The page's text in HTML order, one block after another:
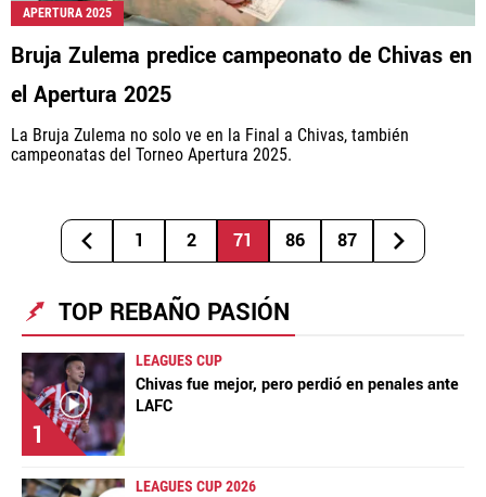
APERTURA 2025
Bruja Zulema predice campeonato de Chivas en
el Apertura 2025
La Bruja Zulema no solo ve en la Final a Chivas, también
campeonatas del Torneo Apertura 2025.
1 2 71 86 87
TOP REBAÑO PASIÓN
1
LEAGUES CUP
Chivas fue mejor, pero perdió en penales ante
LAFC
LEAGUES CUP 2026